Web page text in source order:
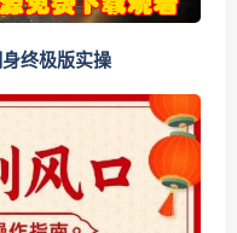
终极版实操